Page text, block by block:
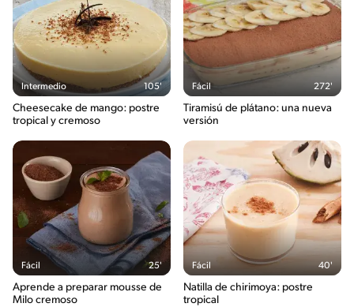
Intermedio 105'
Cheesecake de mango: postre
tropical y cremoso
Fácil 272'
Tiramisú de plátano: una nueva
versión
Fácil 25'
Aprende a preparar mousse de
Milo cremoso
Fácil 40'
Natilla de chirimoya: postre
tropical